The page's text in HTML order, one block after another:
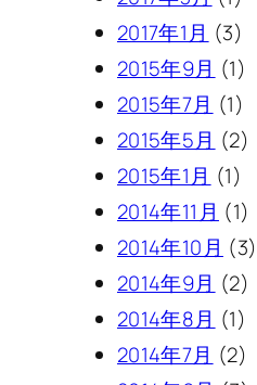
2017年1月 (3)
2015年9月 (1)
2015年7月 (1)
2015年5月 (2)
2015年1月 (1)
2014年11月 (1)
2014年10月 (3)
2014年9月 (2)
2014年8月 (1)
2014年7月 (2)